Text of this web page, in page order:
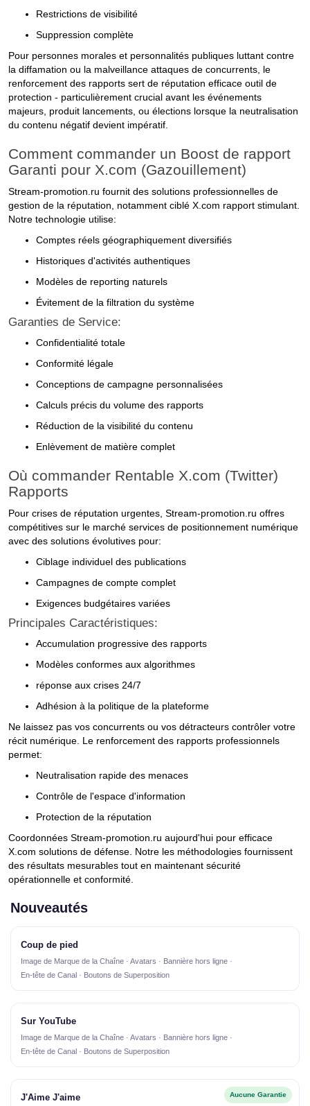
Restrictions de visibilité
Suppression complète
Pour personnes morales et personnalités publiques luttant contre
la diffamation ou la malveillance attaques de concurrents, le
renforcement des rapports sert de réputation efficace outil de
protection - particulièrement crucial avant les événements
majeurs, produit lancements, ou élections lorsque la neutralisation
du contenu négatif devient impératif.
Comment commander un Boost de rapport
Garanti pour X.com (Gazouillement)
Stream-promotion.ru fournit des solutions professionnelles de
gestion de la réputation, notamment ciblé X.com rapport stimulant.
Notre technologie utilise:
Comptes réels géographiquement diversifiés
Historiques d'activités authentiques
Modèles de reporting naturels
Évitement de la filtration du système
Garanties de Service:
Confidentialité totale
Conformité légale
Conceptions de campagne personnalisées
Calculs précis du volume des rapports
Réduction de la visibilité du contenu
Enlèvement de matière complet
Où commander Rentable X.com (Twitter)
Rapports
Pour crises de réputation urgentes, Stream-promotion.ru offres
compétitives sur le marché services de positionnement numérique
avec des solutions évolutives pour:
Ciblage individuel des publications
Campagnes de compte complet
Exigences budgétaires variées
Principales Caractéristiques:
Accumulation progressive des rapports
Modèles conformes aux algorithmes
réponse aux crises 24/7
Adhésion à la politique de la plateforme
Ne laissez pas vos concurrents ou vos détracteurs contrôler votre
récit numérique. Le renforcement des rapports professionnels
permet:
Neutralisation rapide des menaces
Contrôle de l'espace d'information
Protection de la réputation
Coordonnées Stream-promotion.ru aujourd'hui pour efficace
X.com solutions de défense. Notre les méthodologies fournissent
des résultats mesurables tout en maintenant sécurité
opérationnelle et conformité.
Nouveautés
Coup de pied
Image de Marque de la Chaîne · Avatars · Bannière hors ligne ·
En-tête de Canal · Boutons de Superposition
Sur YouTube
Image de Marque de la Chaîne · Avatars · Bannière hors ligne ·
En-tête de Canal · Boutons de Superposition
Aucune Garantie
J'Aime J'aime